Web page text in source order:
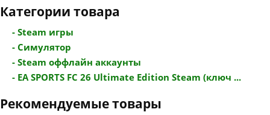
Категории товара
- Steam игры
- Симулятор
- Steam оффлайн аккаунты
- EA SPORTS FC 26 Ultimate Edition Steam (ключ ...
Рекомендуемые товары